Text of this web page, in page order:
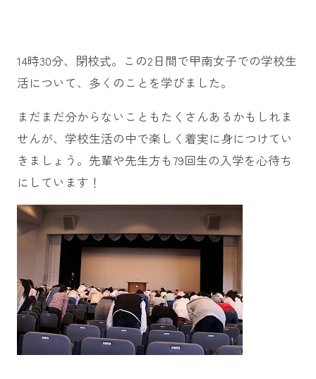
14時30分、閉校式。この2日間で甲南女子での学校生
活について、多くのことを学びました。
まだまだ分からないこともたくさんあるかもしれま
せんが、学校生活の中で楽しく着実に身につけてい
きましょう。先輩や先生方も79回生の入学を心待ち
にしています！